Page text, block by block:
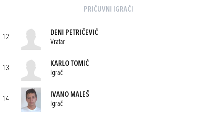
PRIČUVNI IGRAČI
12
DENI PETRIČEVIĆ
Vratar
13
KARLO TOMIĆ
Igrač
14
IVANO MALEŠ
Igrač